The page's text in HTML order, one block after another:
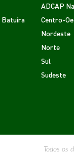
Batuíra
ADCAP
Centro-
Nordeste
Norte
Sul
Sudeste
Todos os